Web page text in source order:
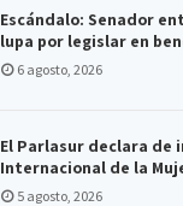
Escándalo: Senador
lupa por legislar en
6 agosto, 2026
El Parlasur declara de
Internacional de la
5 agosto, 2026